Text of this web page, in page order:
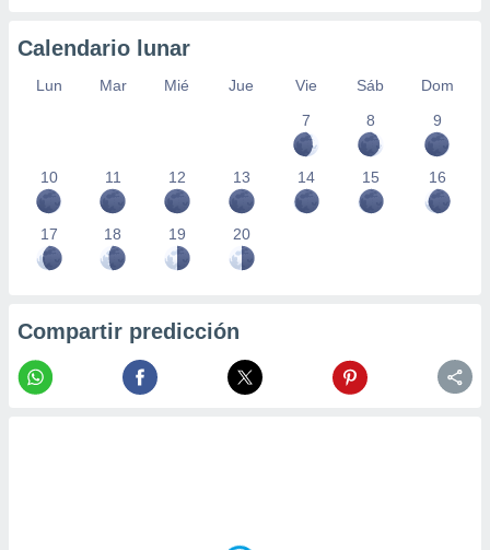
Calendario lunar
Lun Mar Mié Jue Vie Sáb
Dom
7
8 9
10 11 12 13 14 15 16
17 18 19 20
Compartir predicción